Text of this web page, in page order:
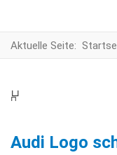
Aktuelle Seite:
Audi Logo